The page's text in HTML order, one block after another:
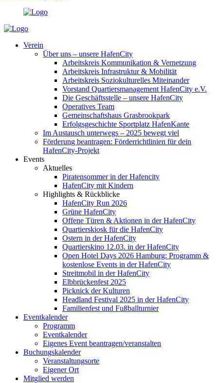
Verein
Über uns – unsere HafenCity
Arbeitskreis Kommunikation & Vernetzung
Arbeitskreis Infrastruktur & Mobilität
Arbeitskreis Soziokulturelles Miteinander
Vorstand Quartiersmanagement HafenCity e.V.
Die Geschäftsstelle – unsere HafenCity
Operatives Team
Gemeinschaftshaus Grasbrookpark
Erfolgsgeschichte Sportplatz HafenKante
Im Austausch unterwegs – 2025 bewegt viel
Förderung beantragen: Förderrichtlinien für dein
HafenCity-Projekt
Events
Aktuelles
Piratensommer in der Hafencity
HafenCity mit Kindern
Highlights & Rückblicke
HafenCity Run 2026
Grüne HafenCity
Offene Türen & Aktionen in der HafenCity
Quartierskiosk für die HafenCity
Ostern in der HafenCity
Quartierskino 12.03. in der HafenCity
Open Hotel Days 2026 Hamburg: Programm &
kostenlose Events in der HafenCity
Streitmobil in der HafenCity
Elbbrückenfest 2025
Picknick der Kulturen
Headland Festival 2025 in der HafenCity
Familienfest und Fußballturnier
Eventkalender
Programm
Eventkalender
Eigenes Event beantragen/veranstalten
Buchungskalender
Veranstaltungsorte
Eigener Ort
Mitglied werden